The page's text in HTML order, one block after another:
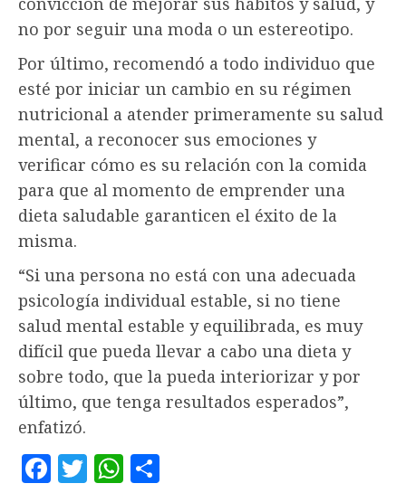
no por seguir una moda o un estereotipo.
Por último, recomendó a todo individuo que
esté por iniciar un cambio en su régimen
nutricional a atender primeramente su salud
mental, a reconocer sus emociones y
verificar cómo es su relación con la comida
para que al momento de emprender una
dieta saludable garanticen el éxito de la
misma.
“Si una persona no está con una adecuada
psicología individual estable, si no tiene
salud mental estable y equilibrada, es muy
difícil que pueda llevar a cabo una dieta y
sobre todo, que la pueda interiorizar y por
último, que tenga resultados esperados”,
enfatizó.
Facebook
TwitterWhatsApp